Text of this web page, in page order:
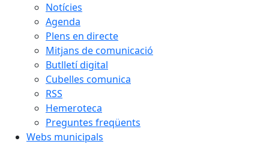
Notícies
Agenda
Plens en directe
Mitjans de comunicació
Butlletí digital
Cubelles comunica
RSS
Hemeroteca
Preguntes freqüents
Webs municipals